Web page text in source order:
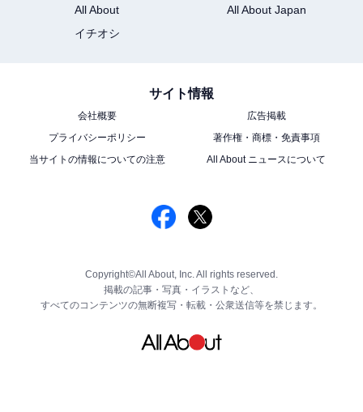
All About
All About Japan
イチオシ
サイト情報
会社概要
広告掲載
プライバシーポリシー
著作権・商標・免責事項
当サイトの情報についての注意
All About ニュースについて
Copyright©All About, Inc. All rights reserved.
掲載の記事・写真・イラストなど、
すべてのコンテンツの無断複写・転載・公衆送信等を禁じます。